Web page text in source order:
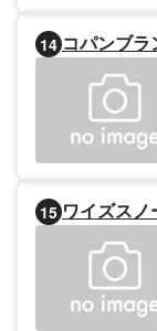
14 コパンブ
15 ワイズス